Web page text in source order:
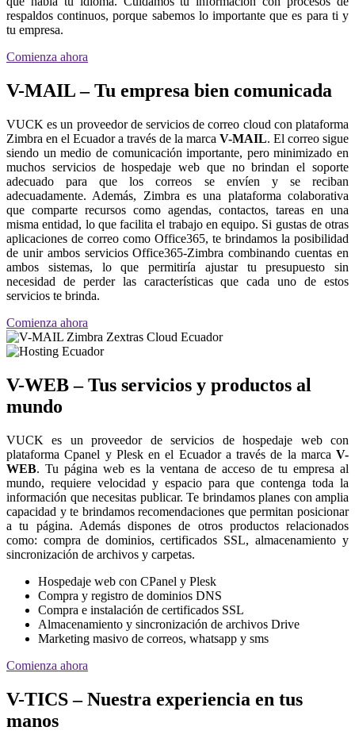
respaldos continuos, porque sabemos lo importante que es para ti y
tu empresa.
Comienza ahora
V-MAIL – Tu empresa bien comunicada
VUCK es un proveedor de servicios de correo cloud con plataforma
Zimbra en el Ecuador a través de la marca V-MAIL. El correo sigue
siendo un medio de comunicación importante, pero minimizado en
muchos servicios de hospedaje web que no brindan el soporte
adecuado para que los correos se envíen y se reciban
adecuadamente. Además, Zimbra es una plataforma colaborativa
que comparte recursos como agendas, contactos, tareas en una
misma entidad, lo que facilita el trabajo en equipo. Si gustas de otras
aplicaciones de correo como Office365, te brindamos la posibilidad
de unir ambos servicios Office365-Zimbra combinando cuentas en
ambos sistemas, lo que permitiría ajustar tu presupuesto sin
necesidad de perder las características que cada uno de estos
servicios te brinda.
Comienza ahora
V-WEB – Tus servicios y productos al
mundo
VUCK es un proveedor de servicios de hospedaje web con
plataforma Cpanel y Plesk en el Ecuador a través de la marca V-
WEB. Tu página web es la ventana de acceso de tu empresa al
mundo, requiere velocidad y espacio para que contenga toda la
información que necesitas publicar. Te brindamos planes con amplia
capacidad y te brindamos recomendaciones que permitan posicionar
a tu página. Además dispones de otros productos relacionados
como: compra de dominios, certificados SSL, almacenamiento y
sincronización de archivos y carpetas.
Hospedaje web con CPanel y Plesk
Compra y registro de dominios DNS
Compra e instalación de certificados SSL
Almacenamiento y sincronización de archivos Drive
Marketing masivo de correos, whatsapp y sms
Comienza ahora
V-TICS – Nuestra experiencia en tus
manos